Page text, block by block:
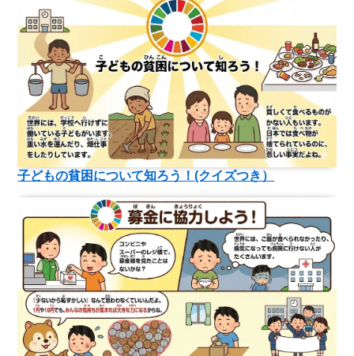
子どもの貧困について知ろう！(クイズつき）